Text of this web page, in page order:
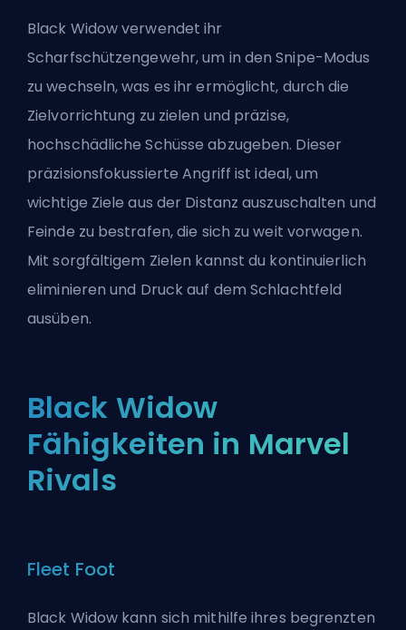
Black Widow verwendet ihr
Scharfschützengewehr, um in den Snipe-Modus
zu wechseln, was es ihr ermöglicht, durch die
Zielvorrichtung zu zielen und präzise,
hochschädliche Schüsse abzugeben. Dieser
präzisionsfokussierte Angriff ist ideal, um
wichtige Ziele aus der Distanz auszuschalten und
Feinde zu bestrafen, die sich zu weit vorwagen.
Mit sorgfältigem Zielen kannst du kontinuierlich
eliminieren und Druck auf dem Schlachtfeld
ausüben.
Black Widow
Fähigkeiten in Marvel
Rivals
Fleet Foot
Black Widow kann sich mithilfe ihres begrenzten